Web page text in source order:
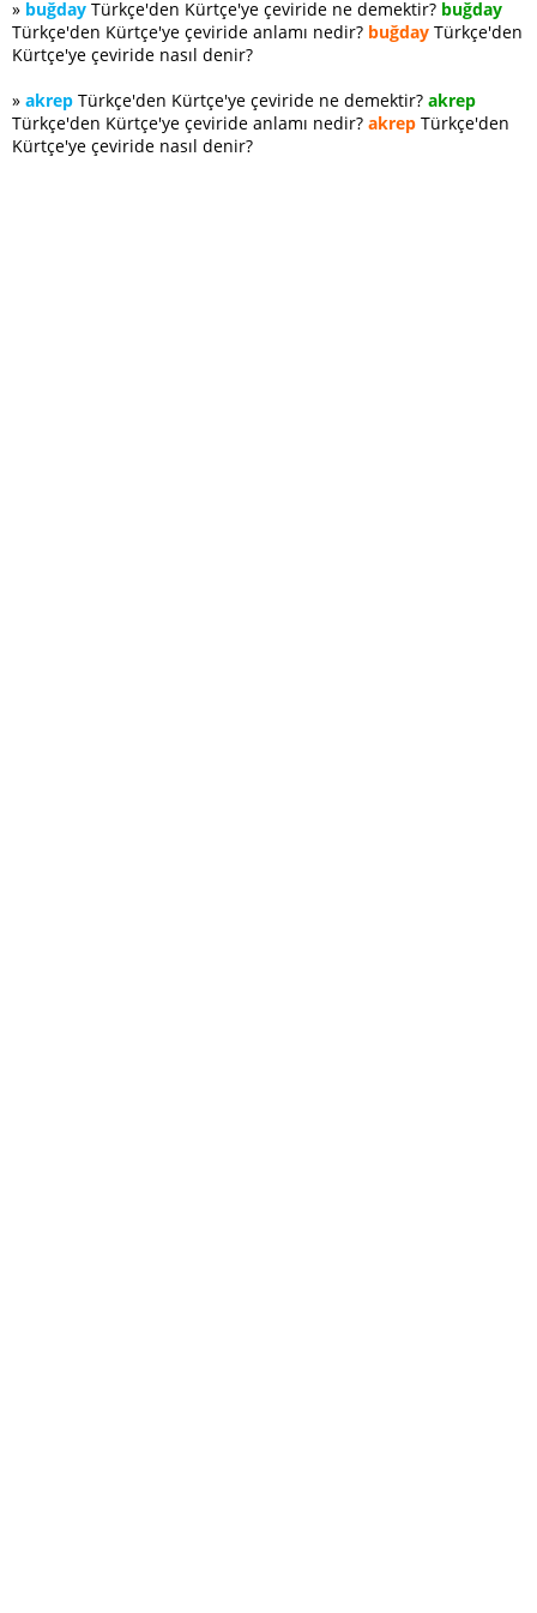
» buğday Türkçe'den Kürtçe'ye çeviride ne demektir? buğday
Türkçe'den Kürtçe'ye çeviride anlamı nedir? buğday Türkçe'den
Kürtçe'ye çeviride nasıl denir?
» akrep Türkçe'den Kürtçe'ye çeviride ne demektir? akrep
Türkçe'den Kürtçe'ye çeviride anlamı nedir? akrep Türkçe'den
Kürtçe'ye çeviride nasıl denir?